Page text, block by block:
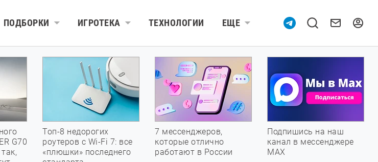
ПОДБОРКИ ИГРОТЕКА ТЕХНОЛОГИИ ЕЩЕ
G70
Топ-8 недорогих
роутеров с Wi-Fi 7: все
«плюшки» последнего
7 мессенджеров,
которые отлично
работают в России
Подпишись на наш
канал в мессенджере
МАХ